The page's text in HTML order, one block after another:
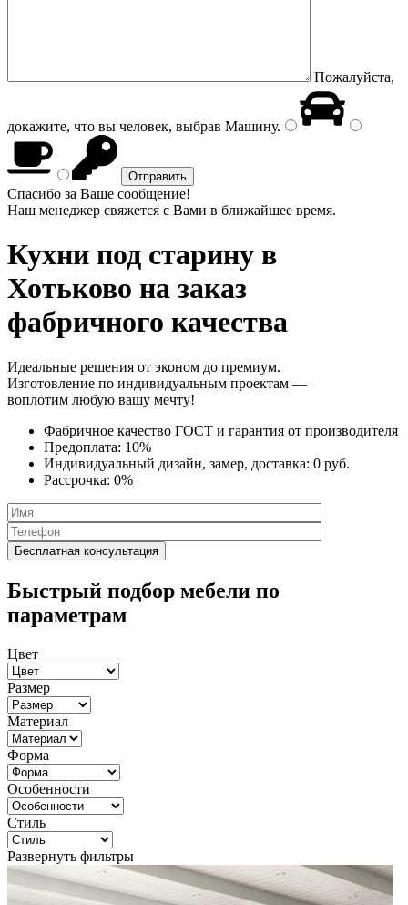
Пожалуйста,
докажите, что вы человек, выбрав Машину.
Спасибо за Ваше сообщение!
Наш менеджер свяжется с Вами в ближайшее время.
Кухни под старину в
Хотьково на заказ
фабричного качества
Идеальные решения от эконом до премиум.
Изготовление по индивидуальным проектам —
воплотим любую вашу мечту!
Фабричное качество ГОСТ и гарантия от производителя
Предоплата: 10%
Индивидуальный дизайн, замер, доставка: 0 руб.
Рассрочка: 0%
Быстрый подбор мебели по
параметрам
Цвет
Размер
Материал
Форма
Особенности
Стиль
Развернуть фильтры